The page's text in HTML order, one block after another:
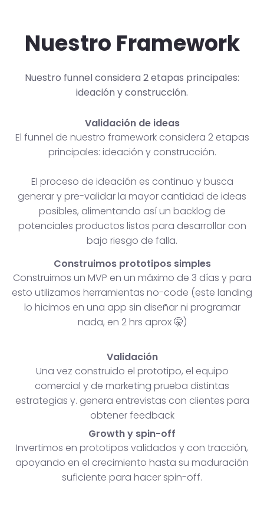
Nuestro Framework
Nuestro funnel considera 2 etapas principales:
ideación y construcción.
Validación de ideas
El funnel de nuestro framework considera 2 etapas
principales: ideación y construcción.
El proceso de ideación es continuo y busca
generar y pre-validar la mayor cantidad de ideas
posibles, alimentando así un backlog de
potenciales productos listos para desarrollar con
bajo riesgo de falla.
Construimos prototipos simples
Construimos un MVP en un máximo de 3 días y para
esto utilizamos herramientas no-code (este landing
lo hicimos en una app sin diseñar ni programar
nada, en 2 hrs aprox 🤫)
Validación
Una vez construido el prototipo, el equipo
comercial y de marketing prueba distintas
estrategias y. genera entrevistas con clientes para
obtener feedback
Growth y spin-off
Invertimos en prototipos validados y con tracción,
apoyando en el crecimiento hasta su maduración
suficiente para hacer spin-off.